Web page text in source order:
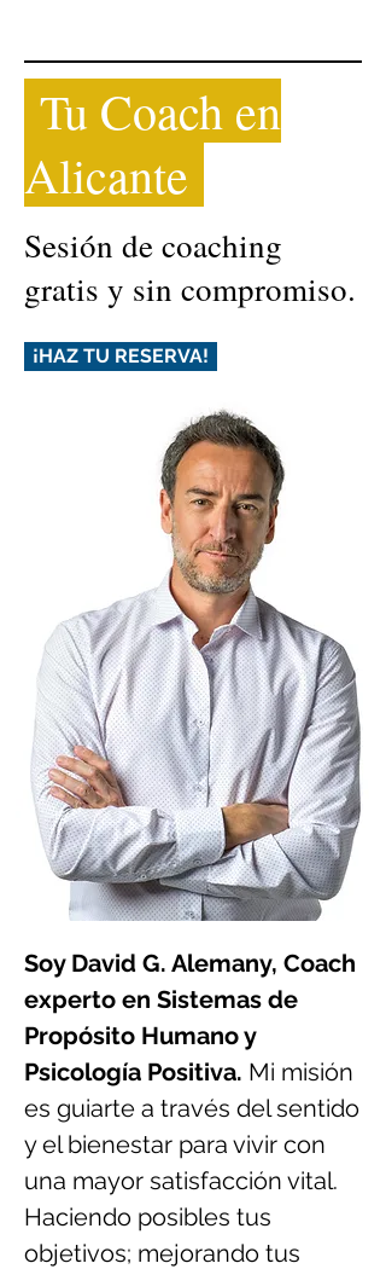
Tu Coach en
Alicante
Sesión de coaching
gratis y sin compromiso.
¡HAZ TU RESERVA!
Soy David G. Alemany, Coach
experto en Sistemas de
Propósito Humano y
Psicología Positiva. Mi misión
es guiarte a través del sentido
y el bienestar para vivir con
una mayor satisfacción vital.
Haciendo posibles tus
objetivos; mejorando tus